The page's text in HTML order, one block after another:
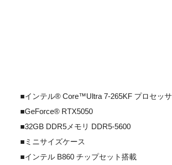
■インテル® Core™Ultra 7-265KF プロセッサ
■GeForce® RTX5050
■32GB DDR5メモリ DDR5-5600
■ミニサイズケース
■インテル B860 チップセット搭載